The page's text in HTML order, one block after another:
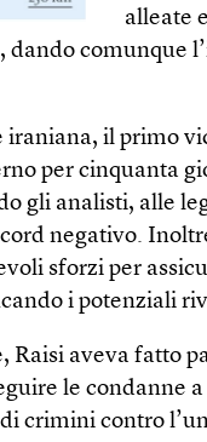
alleate
dando comunque
iraniana, il primo
per cinquanta
gli analisti, alle
negativo.
sforzi per
i potenziali
Raisi aveva fatto
le condanne
crimini contro